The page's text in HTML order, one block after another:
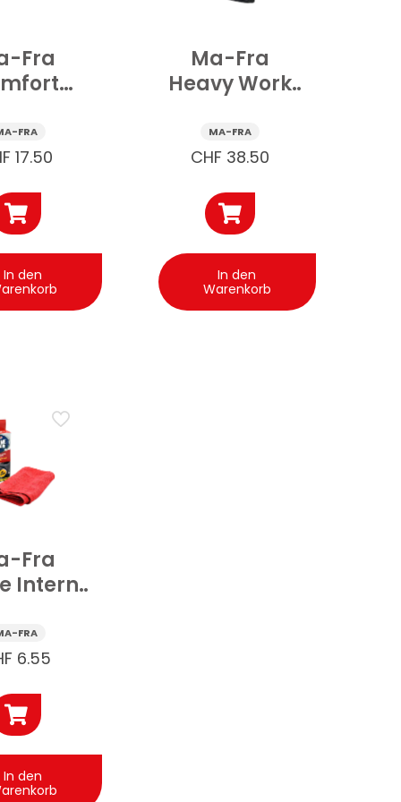
Fra
1
FRA
17.50
In den
Ma-Fra
Heavy Work
Auto 6 Stk
MA-FRA
CHF38.50
In den
Warenkorb
Fra
Interni
Stk
FRA
6.55
In den